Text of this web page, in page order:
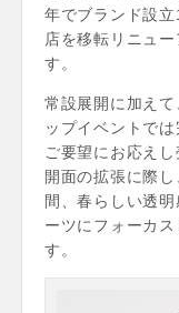
年でブランド設
店を移転リニュ
す。
常設展開に加え
ップイベントで
ご要望にお応え
開面の拡張に際
間、春らしい透
ーツにフォーカ
す。